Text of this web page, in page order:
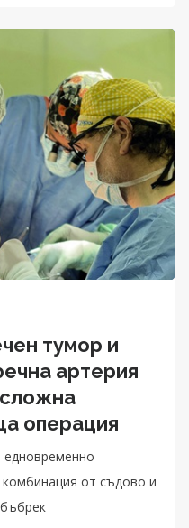
тумор и
артерия
операция
едновременно
от съдово и